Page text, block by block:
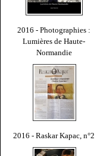
2016 - Photographies :
Lumières de Haute-
Normandie
2016 - Raskar Kapac, n°2